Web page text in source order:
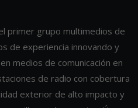
primer grupo multimedios de
de experiencia innovando y
medios de comunicación en
de radio con cobertura
exterior de alto impacto y